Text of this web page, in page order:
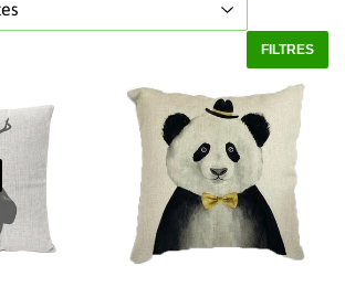
FILTRES